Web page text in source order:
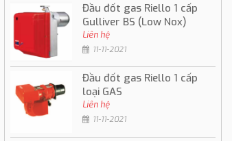
Đầu đốt gas Riello 1 cấp
Gulliver BS (Low Nox)
Liên hệ
11-11-2021
Đầu đốt gas Riello 1 cấp
loại GAS
Liên hệ
11-11-2021